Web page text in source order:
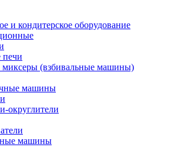
и кондитерское оборудование
печи
миксеры (взбивальные машины)
машины
округлители
машины